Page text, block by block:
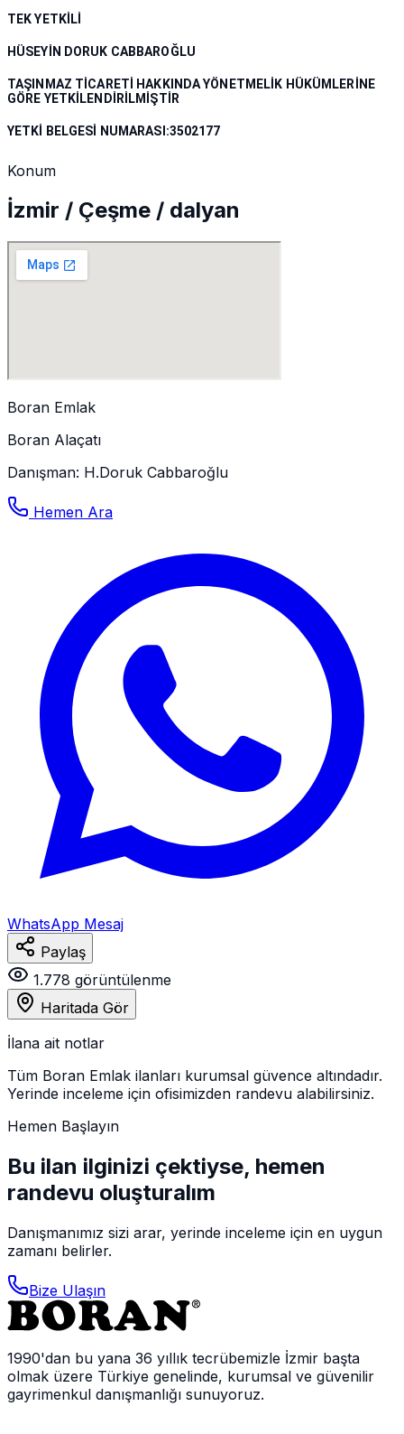
TEK YETKİLİ
HÜSEYİN DORUK CABBAROĞLU
TAŞINMAZ TİCARETİ HAKKINDA YÖNETMELİK HÜKÜMLERİNE
GÖRE YETKİLENDİRİLMİŞTİR
YETKİ BELGESİ NUMARASI:3502177
Konum
İzmir / Çeşme / dalyan
Boran Emlak
Boran Alaçatı
Danışman: H.Doruk Cabbaroğlu
Hemen Ara
WhatsApp Mesaj
Paylaş
1.778 görüntülenme
Haritada Gör
İlana ait notlar
Tüm Boran Emlak ilanları kurumsal güvence altındadır.
Yerinde inceleme için ofisimizden randevu alabilirsiniz.
Hemen Başlayın
Bu ilan ilginizi çektiyse, hemen
randevu oluşturalım
Danışmanımız sizi arar, yerinde inceleme için en uygun
zamanı belirler.
Bize Ulaşın
1990'dan bu yana 36 yıllık tecrübemizle İzmir başta
olmak üzere Türkiye genelinde, kurumsal ve güvenilir
gayrimenkul danışmanlığı sunuyoruz.